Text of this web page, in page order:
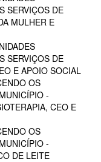
SERVIÇOS DE
MULHER E
SERVIÇOS DE
E APOIO SOCIAL
OS
-
CEO E
OS
-
DE LEITE